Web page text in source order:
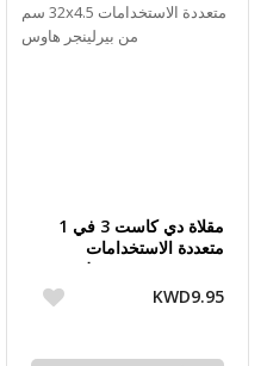
مقلاة دي كاست 3 في 1
متعددة الاستخدامات
32x4.5 سم من بيرلينجر
هاوس
KWD9.95